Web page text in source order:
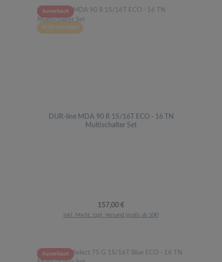
Ausverkauft
Nicht vorrätiges
DUR-line MDA 90 R 1S/16T ECO - 16 TN
Multischalter Set
Regulärer Preis:
157,00 €
inkl. MwSt. zzgl. Versand (gratis ab 50€)
Ausverkauft